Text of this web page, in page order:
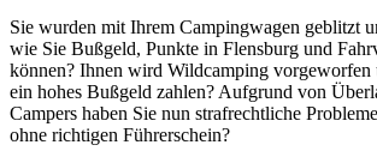
Sie wurden mit Ihrem Campingwagen geblitzt
wie Sie Bußgeld, Punkte in Flensburg und
können? Ihnen wird Wildcamping vorgeworfen
ein hohes Bußgeld zahlen? Aufgrund von
Campers haben Sie nun strafrechtliche
ohne richtigen Führerschein?